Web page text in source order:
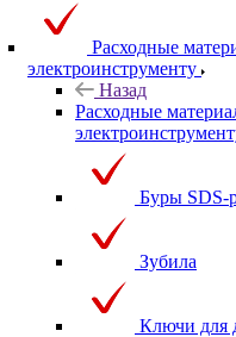
Расходные
электроинструменту
Назад
Расходные
Буры SDS-
Зубила
Ключи